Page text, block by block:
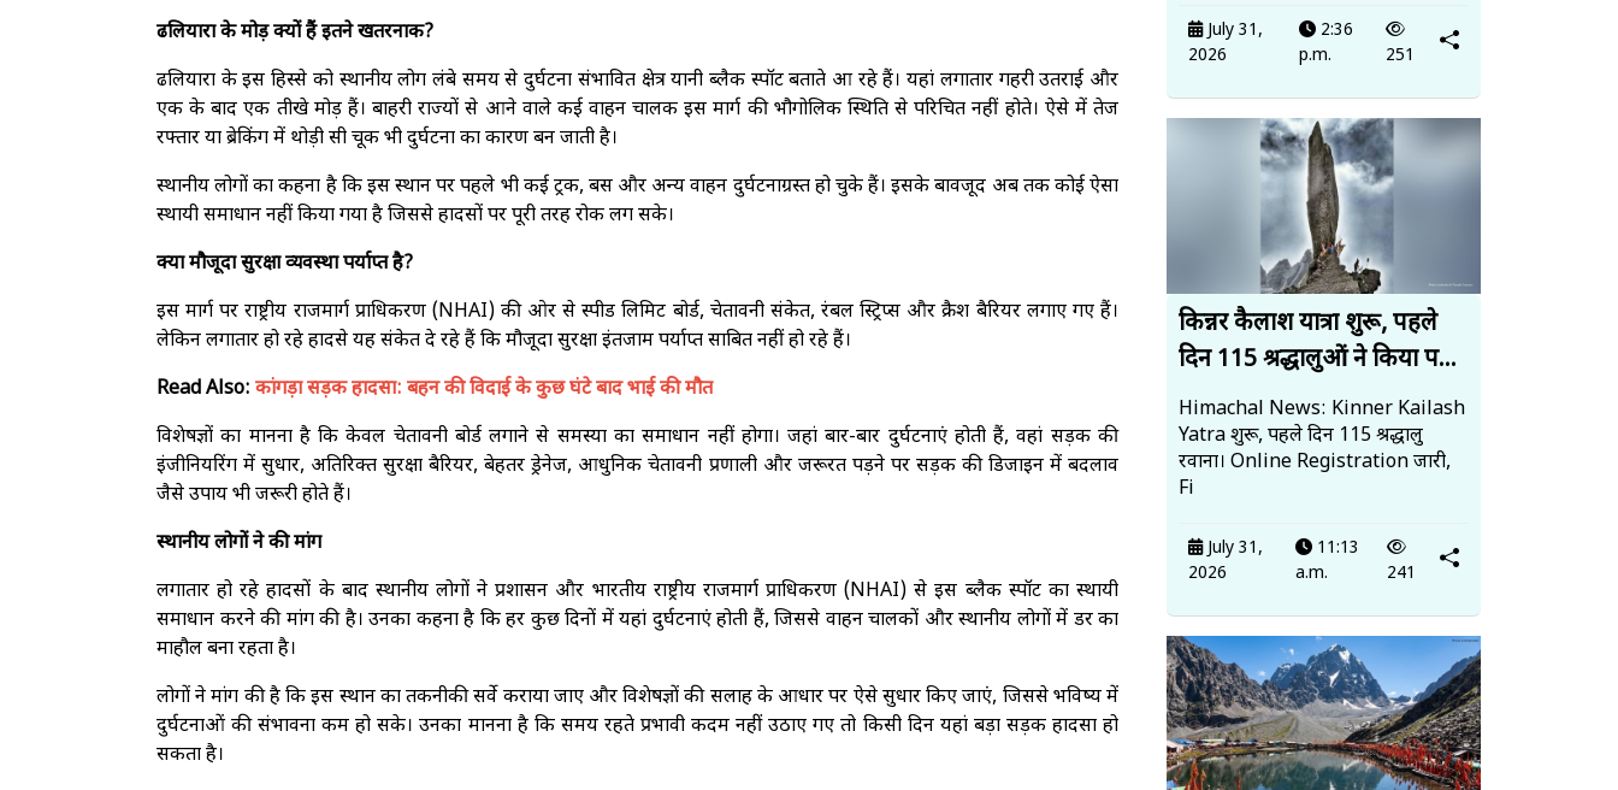
ढलियारा के मोड़ क्यों हैं इतने खतरनाक?
ढलियारा के इस हिस्से को स्थानीय लोग लंबे समय से दुर्घटना संभावित क्षेत्र यानी ब्लैक स्पॉट बताते आ रहे हैं। यहां लगातार गहरी उतराई और
एक के बाद एक तीखे मोड़ हैं। बाहरी राज्यों से आने वाले कई वाहन चालक इस मार्ग की भौगोलिक स्थिति से परिचित नहीं होते। ऐसे में तेज
रफ्तार या ब्रेकिंग में थोड़ी सी चूक भी दुर्घटना का कारण बन जाती है।
स्थानीय लोगों का कहना है कि इस स्थान पर पहले भी कई ट्रक, बस और अन्य वाहन दुर्घटनाग्रस्त हो चुके हैं। इसके बावजूद अब तक कोई ऐसा
स्थायी समाधान नहीं किया गया है जिससे हादसों पर पूरी तरह रोक लग सके।
क्या मौजूदा सुरक्षा व्यवस्था पर्याप्त है?
इस मार्ग पर राष्ट्रीय राजमार्ग प्राधिकरण (NHAI) की ओर से स्पीड लिमिट बोर्ड, चेतावनी संकेत, रंबल स्ट्रिप्स और क्रैश बैरियर लगाए गए हैं।
लेकिन लगातार हो रहे हादसे यह संकेत दे रहे हैं कि मौजूदा सुरक्षा इंतजाम पर्याप्त साबित नहीं हो रहे हैं।
Read Also: कांगड़ा सड़क हादसा: बहन की विदाई के कुछ घंटे बाद भाई की मौत
विशेषज्ञों का मानना है कि केवल चेतावनी बोर्ड लगाने से समस्या का समाधान नहीं होगा। जहां बार-बार दुर्घटनाएं होती हैं, वहां सड़क की
इंजीनियरिंग में सुधार, अतिरिक्त सुरक्षा बैरियर, बेहतर ड्रेनेज, आधुनिक चेतावनी प्रणाली और जरूरत पड़ने पर सड़क की डिजाइन में बदलाव
जैसे उपाय भी जरूरी होते हैं।
स्थानीय लोगों ने की मांग
लगातार हो रहे हादसों के बाद स्थानीय लोगों ने प्रशासन और भारतीय राष्ट्रीय राजमार्ग प्राधिकरण (NHAI) से इस ब्लैक स्पॉट का स्थायी
समाधान करने की मांग की है। उनका कहना है कि हर कुछ दिनों में यहां दुर्घटनाएं होती हैं, जिससे वाहन चालकों और स्थानीय लोगों में डर का
माहौल बना रहता है।
लोगों ने मांग की है कि इस स्थान का तकनीकी सर्वे कराया जाए और विशेषज्ञों की सलाह के आधार पर ऐसे सुधार किए जाएं, जिससे भविष्य में
दुर्घटनाओं की संभावना कम हो सके। उनका मानना है कि समय रहते प्रभावी कदम नहीं उठाए गए तो किसी दिन यहां बड़ा सड़क हादसा हो
सकता है।
July 31,
2026
2:36
p.m.
251
किन्नर कैलाश यात्रा शुरू, पहले
दिन 115 श्रद्धालुओं ने किया प...
Himachal News: Kinner Kailash
Yatra शुरू, पहले दिन 115 श्रद्धालु
रवाना। Online Registration जारी,
Fi
July 31,
2026
11:13
a.m.
241